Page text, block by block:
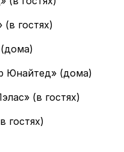
(в гостях)
Юнайтед» (дома)
(в гостях)
гостях)